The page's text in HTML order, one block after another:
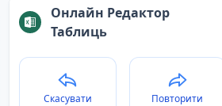
Онлайн Редактор
Таблиць
Скасувати Повторити